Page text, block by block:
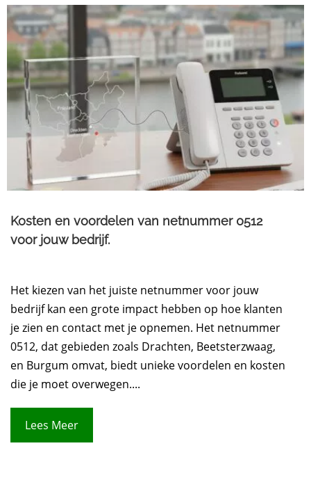
Kosten en voordelen van netnummer 0512
voor jouw bedrijf.​
Het kiezen van het juiste netnummer voor jouw
bedrijf kan een grote impact hebben op hoe klanten
je zien en contact met je opnemen. Het netnummer
0512, dat gebieden zoals Drachten, Beetsterzwaag,
en Burgum omvat, biedt unieke voordelen en kosten
die je moet overwegen....
Lees Meer